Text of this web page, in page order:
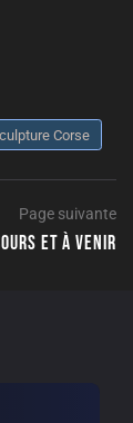
Corse
Page suivante
et à venir